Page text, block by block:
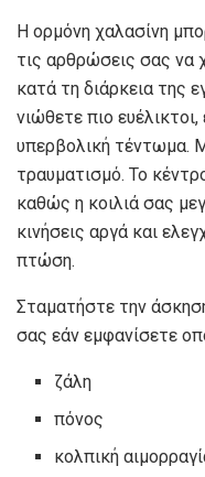
Η ορμόνη χαλασίνη
τις αρθρώσεις σας να
κατά τη διάρκεια της
νιώθετε πιο
υπερβολική τέντωμα.
τραυματισμό. Το
καθώς η κοιλιά σας
κινήσεις αργά και
πτώση.
Σταματήστε την
σας εάν εμφανίσετε
ζάλη
πόνος
κολπική